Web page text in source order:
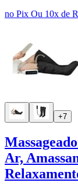
no Pix Ou 10x de
+7
Ar,